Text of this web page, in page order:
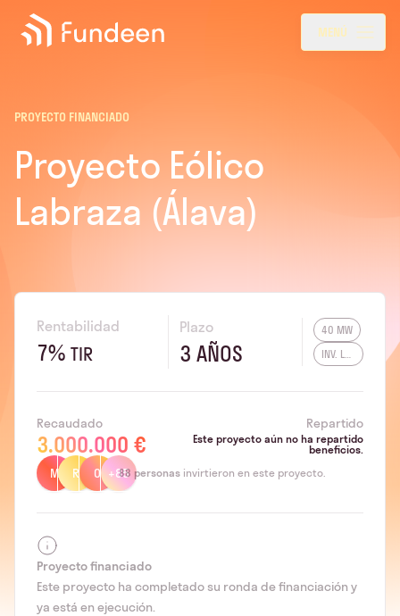
Fundeen Menu
MENÚ
PROYECTO FINANCIADO
Proyecto Eólico
Labraza (Álava)
Rentabilidad
7% TIR
Plazo
3 AÑOS
40 MW
INV. LOCAL
Recaudado
3.000.000 €
Repartido
Este proyecto aún no ha repartido
beneficios.
M R O +85
88 personas invirtieron en este proyecto.
Proyecto financiado
Este proyecto ha completado su ronda de financiación y
ya está en ejecución.